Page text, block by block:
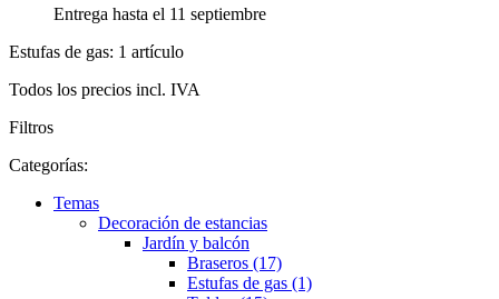
Entrega hasta el 11 septiembre
Estufas de gas: 1 artículo
Todos los precios incl. IVA
Filtros
Categorías:
Temas
Decoración de estancias
Jardín y balcón
Braseros (17)
Estufas de gas (1)